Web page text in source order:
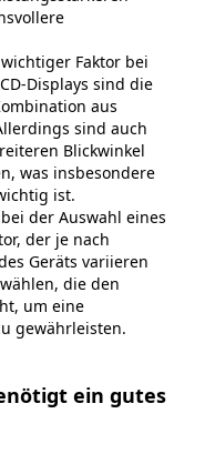
Faktor bei
Displays sind die
aus
sind auch
Blickwinkel
was insbesondere
ist.
der Auswahl eines
der je nach
Geräts variieren
die den
um eine
gewährleisten.
ein gutes